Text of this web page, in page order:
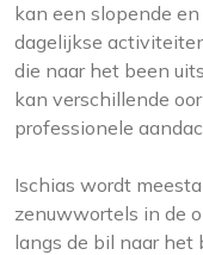
kan een slopende
dagelijkse
die naar het been
kan verschillende
professionele
Ischias wordt
zenuwwortels in de
langs de bil naar het